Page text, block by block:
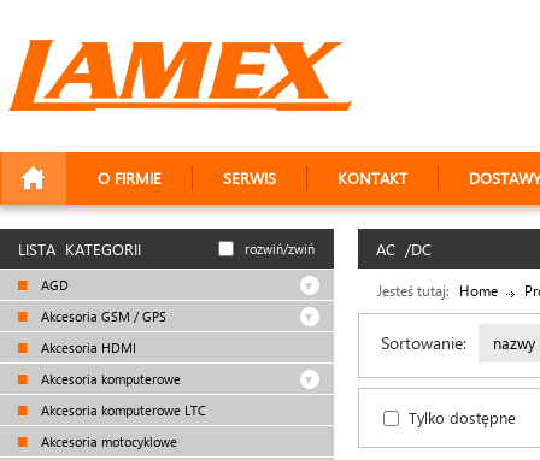
O FIRMIE SERWIS KONTAKT DOSTAWY
LISTA KATEGORII rozwiń/zwiń
AGD
Akcesoria GSM / GPS
Akcesoria HDMI
Akcesoria komputerowe
Akcesoria komputerowe LTC
Akcesoria motocyklowe
AC /DC
Jesteś tutaj: Home
Sortowanie: nazwy
Tylko dostępne